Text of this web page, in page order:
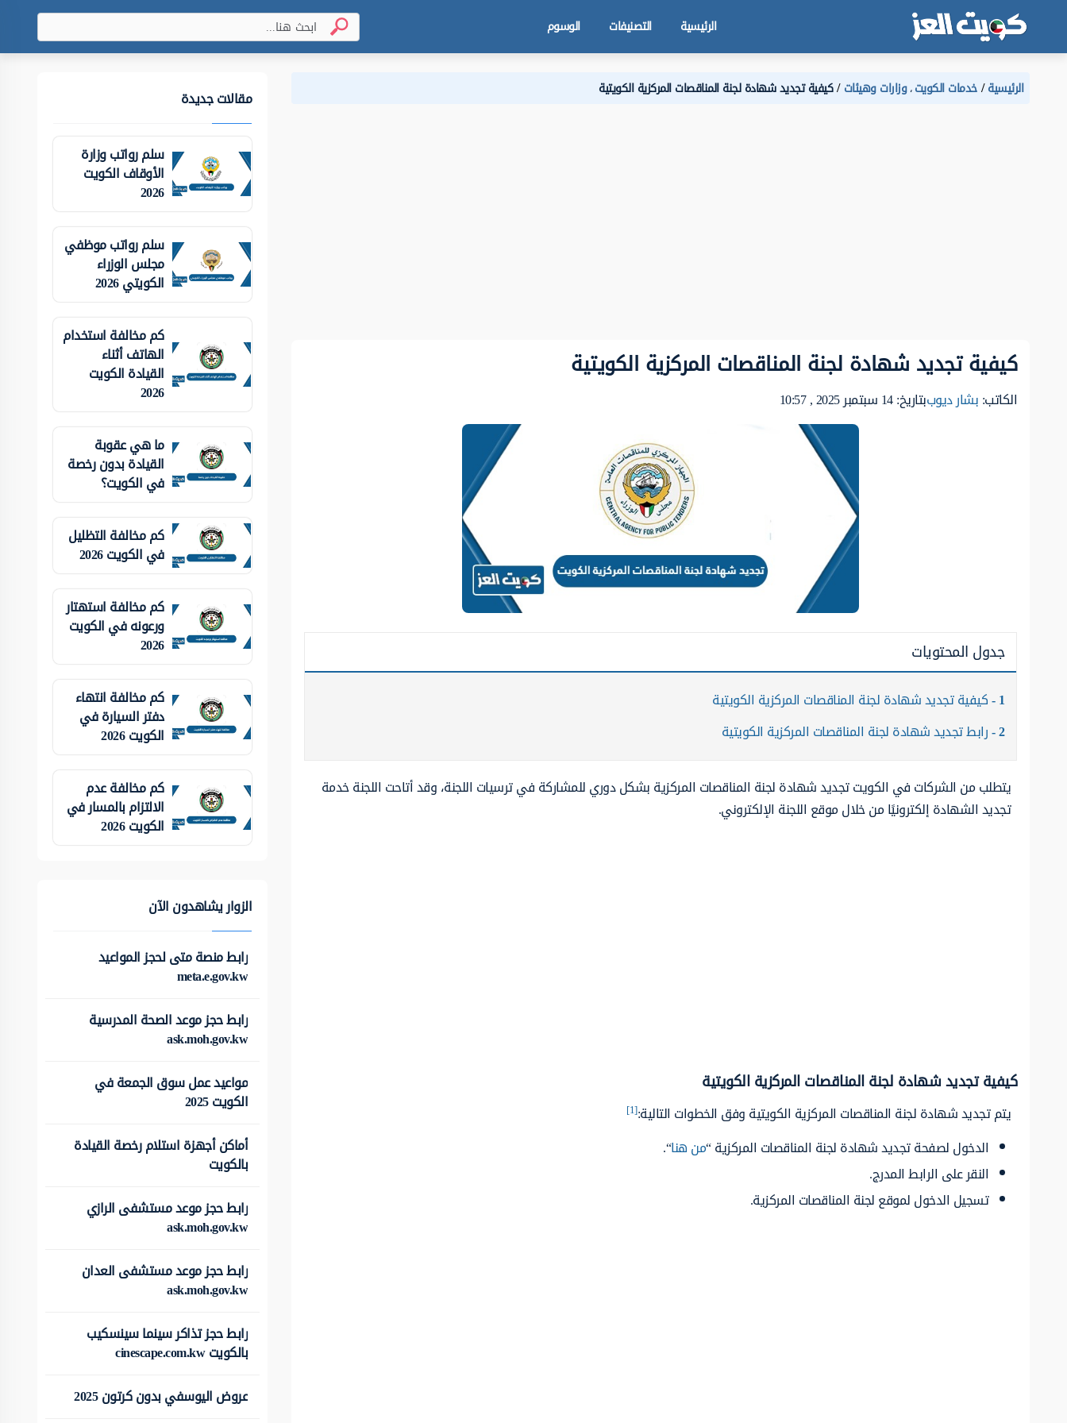
الرئيسية التصنيفات الوسوم
الرئيسية خدمات الكويت،وزارات وهيئات كيفية تجديد شهادة لجنة المناقصات المركزية الكويتية
كيفية تجديد شهادة لجنة المناقصات المركزية الكويتية
الكاتب:بشار ديوببتاريخ: 14 سبتمبر 2025 , 10:57
جدول المحتويات
1 كيفية تجديد شهادة لجنة المناقصات المركزية الكويتية
2 رابط تجديد شهادة لجنة المناقصات المركزية الكويتية
يتطلب من الشركات في الكويت تجديد شهادة لجنة المناقصات المركزية بشكل دوري للمشاركة في ترسيات اللجنة، وقد أتاحت اللجنة خدمة
تجديد الشهادة إلكترونيًا من خلال موقع اللجنة الإلكتروني.
كيفية تجديد شهادة لجنة المناقصات المركزية الكويتية
يتم تجديد شهادة لجنة المناقصات المركزية الكويتية وفق الخطوات التالية:[1]
الدخول لصفحة تجديد شهادة لجنة المناقصات المركزية “من هنا“.
النقر على الرابط المدرج.
تسجيل الدخول لموقع لجنة المناقصات المركزية.
مقالات جديدة
سلم رواتب وزارة
الأوقاف الكويت
2026
سلم رواتب موظفي
مجلس الوزراء
الكويتي 2026
كم مخالفة استخدام
الهاتف أثناء
القيادة الكويت
2026
ما هي عقوبة
القيادة بدون رخصة
في الكويت؟
كم مخالفة التظليل
في الكويت 2026
كم مخالفة استهتار
ورعونه في الكويت
2026
كم مخالفة انتهاء
دفتر السيارة في
الكويت 2026
كم مخالفة عدم
الالتزام بالمسار في
الكويت 2026
الزوار يشاهدون الآن
رابط منصة متى لحجز المواعيد
meta.e.gov.kw
رابط حجز موعد الصحة المدرسية
ask.moh.gov.kw
مواعيد عمل سوق الجمعة في
الكويت 2025
أماكن أجهزة استلام رخصة القيادة
بالكويت
رابط حجز موعد مستشفى الرازي
ask.moh.gov.kw
رابط حجز موعد مستشفى العدان
ask.moh.gov.kw
رابط حجز تذاكر سينما سينسكيب
بالكويت cinescape.com.kw
عروض اليوسفي بدون كرتون 2025